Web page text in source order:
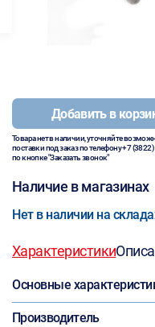
Добавить в
Товара нет в наличии, уточняйте
поставки под заказ по телефону+7
по кнопке "Заказать звонок"
Наличие в магазинах
Нет в наличии на
Характеристики
Основные
Производитель